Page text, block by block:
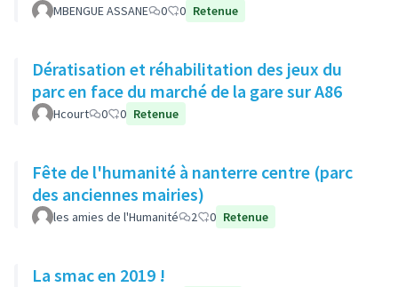
MBENGUE ASSANE 0 0 Retenue
Dératisation et réhabilitation des jeux du
parc en face du marché de la gare sur A86
Hcourt 0 0 Retenue
Fête de l'humanité à nanterre centre (parc
des anciennes mairies)
les amies de l'Humanité 2 0 Retenue
La smac en 2019 !